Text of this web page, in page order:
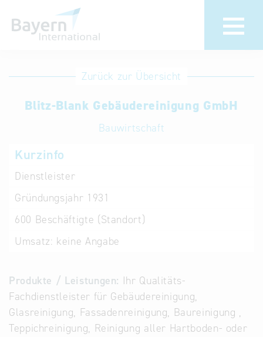
Anmeldung
Unternehmen
anmelden
Eintrag
löschen
Aktualisieren
Alternative
Datenbanken
aus
Österreich
Zurück zur Übersicht
Blitz-Blank Gebäudereinigung GmbH
Bauwirtschaft
Kurzinfo
Dienstleister
Gründungsjahr 1931
600 Beschäftigte (Standort)
Umsatz: keine Angabe
Produkte / Leistungen: Ihr Qualitäts-
Fachdienstleister für Gebäudereinigung,
Glasreinigung, Fassadenreinigung, Baureinigung ,
Teppichreinigung, Reinigung aller Hartboden- oder